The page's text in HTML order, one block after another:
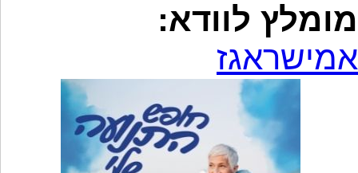
מומלץ לוודא:
אמישראגז